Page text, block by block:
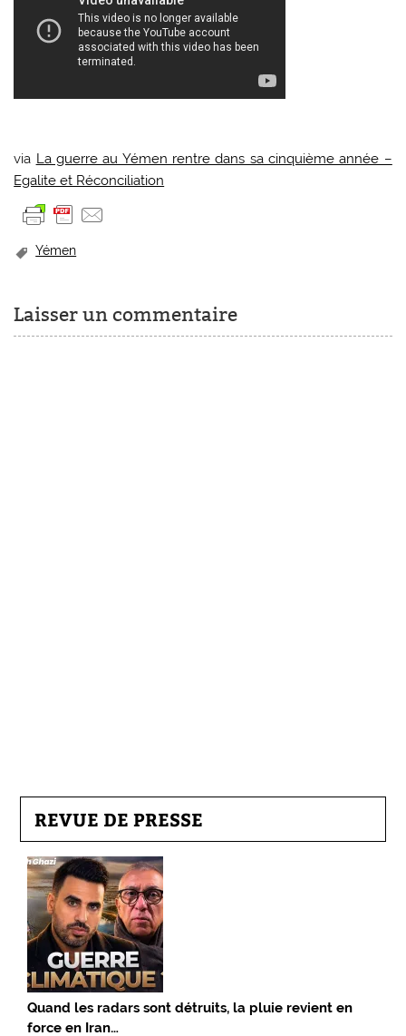
via La guerre au Yémen rentre dans sa cinquième année –
Egalite et Réconciliation
Yémen
Laisser un commentaire
REVUE DE PRESSE
Quand les radars sont détruits, la pluie revient en
force en Iran…